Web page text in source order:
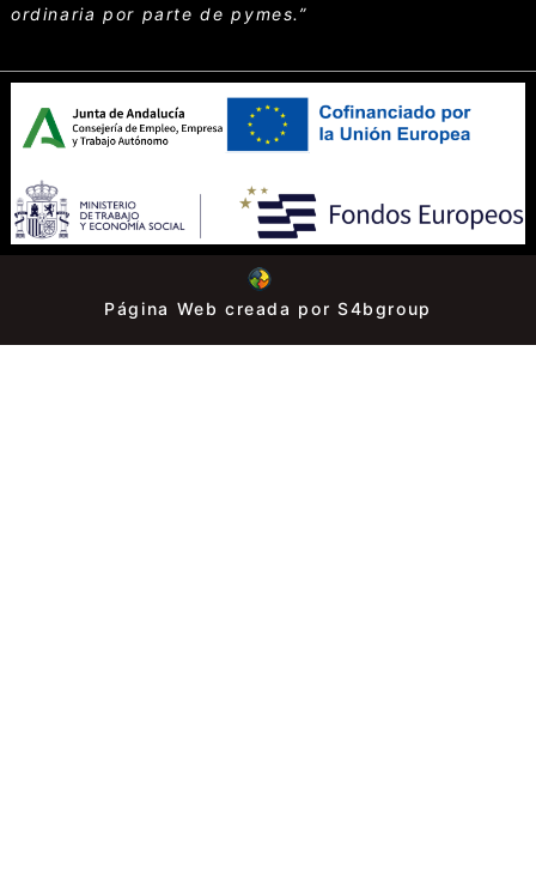
ordinaria por parte de pymes.”
Página Web creada por S4bgroup